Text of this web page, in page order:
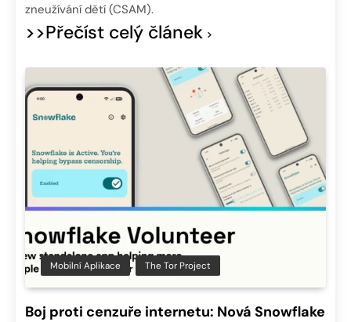
zneužívání dětí (CSAM).
>>Přečíst celý článek
Mobilní Aplikace The Tor Project
Boj proti cenzuře internetu: Nová Snowflake